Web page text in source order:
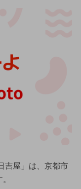
吉屋」は、京都市